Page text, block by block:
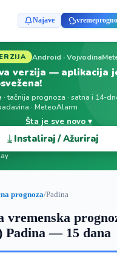
Najave
Android ·
verzija — aplikacija
tačnija prognoza · satna i 14-
· MeteoAlarm
Šta je sve novo ▾
⤓ Instaliraj / Ažuriraj
prognoza/Padina
vremenska
Padina — 15 dana